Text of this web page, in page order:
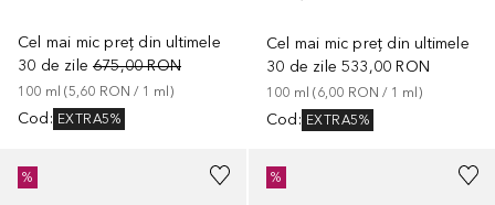
Cel mai mic preț din ultimele
30 de zile 675,00 RON
100 ml (5,60 RON / 1 ml )
Cod: EXTRA5%
Cel mai mic preț din ultimele
30 de zile 533,00 RON
100 ml (6,00 RON / 1 ml )
Cod : EXTRA5%
% %